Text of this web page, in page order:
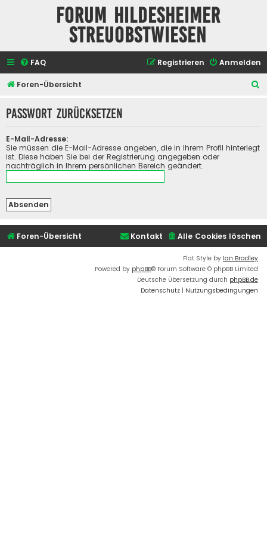
Forum Hildesheimer
Streuobstwiesen
FAQ Anmelden
Registrieren
Foren-Übersicht
h
Passwort zurücksetzen
E-Mail-Adresse:
Sie müssen die E-Mail-Adresse angeben, die in Ihrem Profil hinterlegt
ist. Diese haben Sie bei der Registrierung angegeben oder
nachträglich in Ihrem persönlichen Bereich geändert.
Foren-Übersicht Alle Cookies löschen
Kontakt
Flat Style by Ian Bradley
Powered by phpBB® Forum Software © phpBB Limited
Deutsche Übersetzung durch phpBB.de
Datenschutz | Nutzungsbedingungen